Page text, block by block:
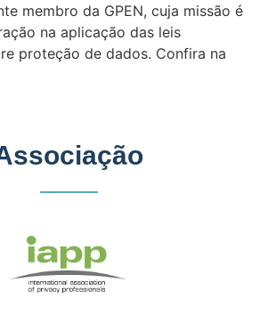
membro da GPEN, cuja missão é
na aplicação das leis
proteção de dados. Confira na